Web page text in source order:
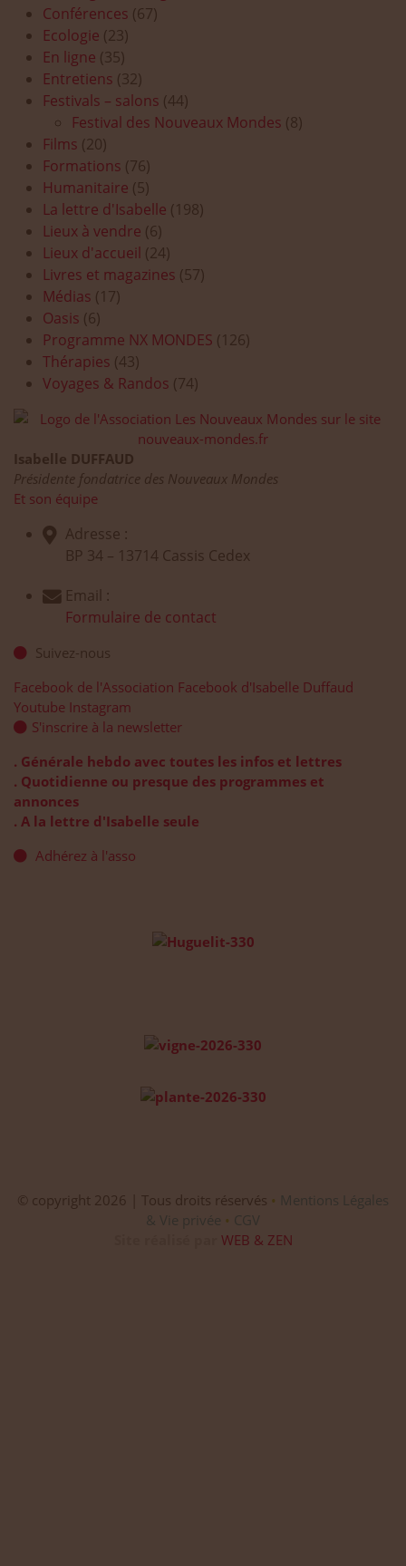
Conférences (67)
Ecologie (23)
En ligne (35)
Entretiens (32)
Festivals – salons (44)
Festival des Nouveaux Mondes (8)
Films (20)
Formations (76)
Humanitaire (5)
La lettre d'Isabelle (198)
Lieux à vendre (6)
Lieux d'accueil (24)
Livres et magazines (57)
Médias (17)
Oasis (6)
Programme NX MONDES (126)
Thérapies (43)
Voyages & Randos (74)
Isabelle DUFFAUD
Présidente fondatrice des Nouveaux Mondes
Et son équipe
Adresse :
BP 34 – 13714 Cassis Cedex
Email :
Formulaire de contact
Suivez-nous
Facebook de l'Association Facebook d'Isabelle Duffaud
Youtube Instagram
S'inscrire à la newsletter
. Générale hebdo avec toutes les infos et lettres
. Quotidienne ou presque des programmes et
annonces
. A la lettre d'Isabelle seule
Adhérez à l'asso
© copyright 2026 | Tous droits réservés • Mentions Légales
& Vie privée • CGV
WEB & ZEN